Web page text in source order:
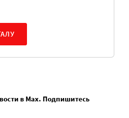
в Max. Подпишитесь